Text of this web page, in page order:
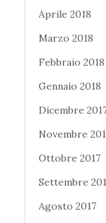
Aprile 2018
Marzo 2018
Febbraio 2018
Gennaio 2018
Dicembre
Novembre
Ottobre 2017
Settembre
Agosto 2017